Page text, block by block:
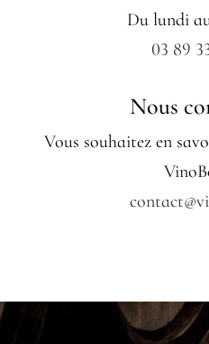
Du lundi
03 89
Nous
Vous souhaitez en